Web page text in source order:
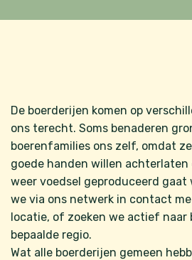
De boerderijen komen op
ons terecht. Soms benaderen
boerenfamilies ons zelf, omdat
goede handen willen
weer voedsel geproduceerd gaat
we via ons netwerk in contact
locatie, of zoeken we actief naar
bepaalde regio.
Wat alle boerderijen gemeen